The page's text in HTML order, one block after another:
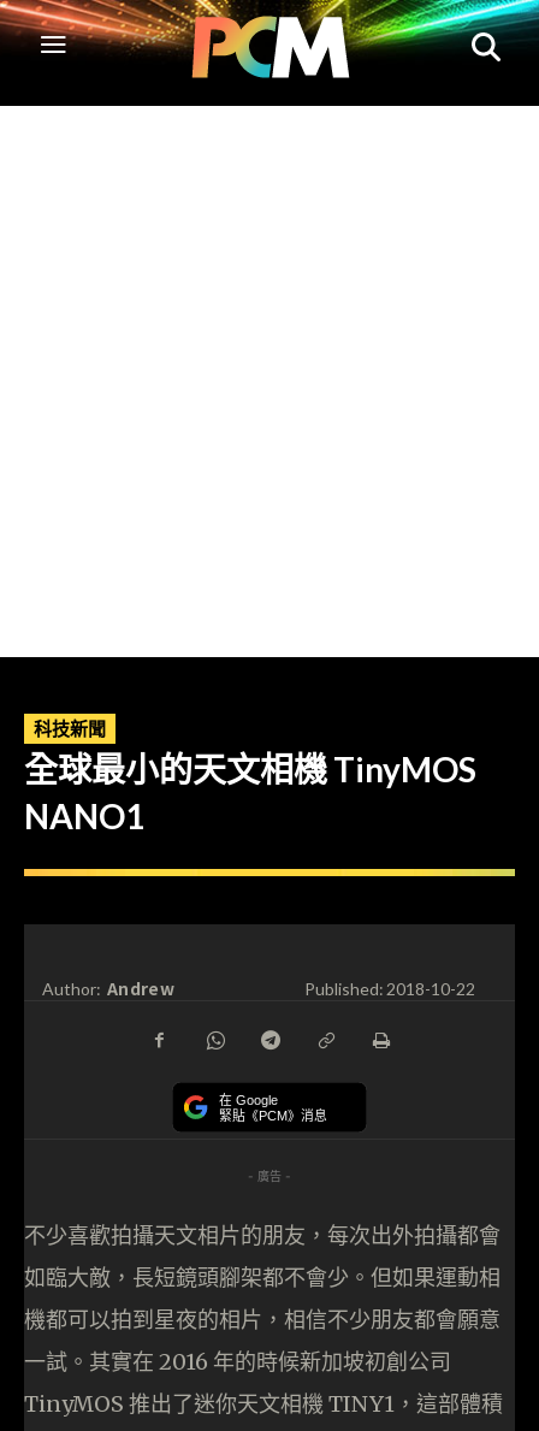
科技新聞
全球最小的天文相機 TinyMOS
NANO1
Author: Andrew Published:2018-10-22
在 Google
緊貼《PCM》消息
- 廣告 -
不少喜歡拍攝天文相片的朋友，每次出外拍攝都會
如臨大敵，長短鏡頭腳架都不會少。但如果運動相
機都可以拍到星夜的相片，相信不少朋友都會願意
一試。其實在 2016 年的時候新加坡初創公司
TinyMOS 推出了迷你天文相機 TINY1，這部體積